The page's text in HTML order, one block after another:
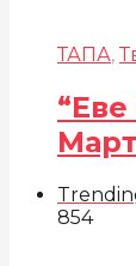
ТАПА,
854